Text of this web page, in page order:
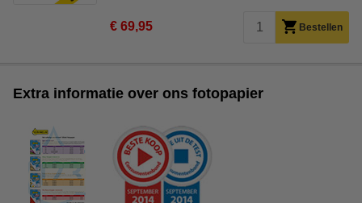
€ 69,95 Bestellen
Extra informatie over ons fotopapier